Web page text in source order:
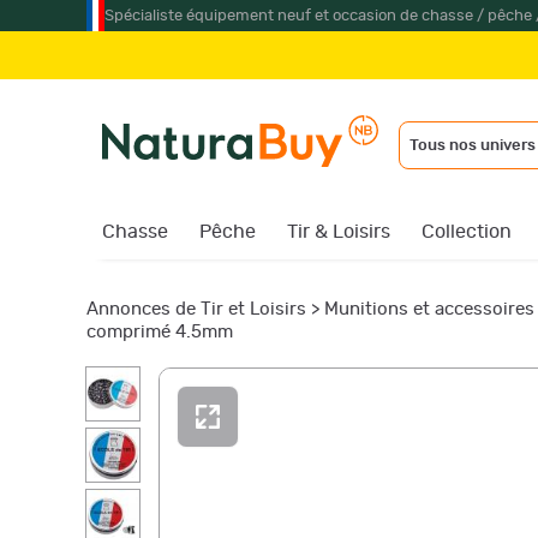
Spécialiste équipement neuf et occasion de chasse / pêche
Tous nos univers
Chasse Pêche Tir & Loisirs Collection
Annonces de Tir et Loisirs > Munitions et accessoires
comprimé 4.5mm